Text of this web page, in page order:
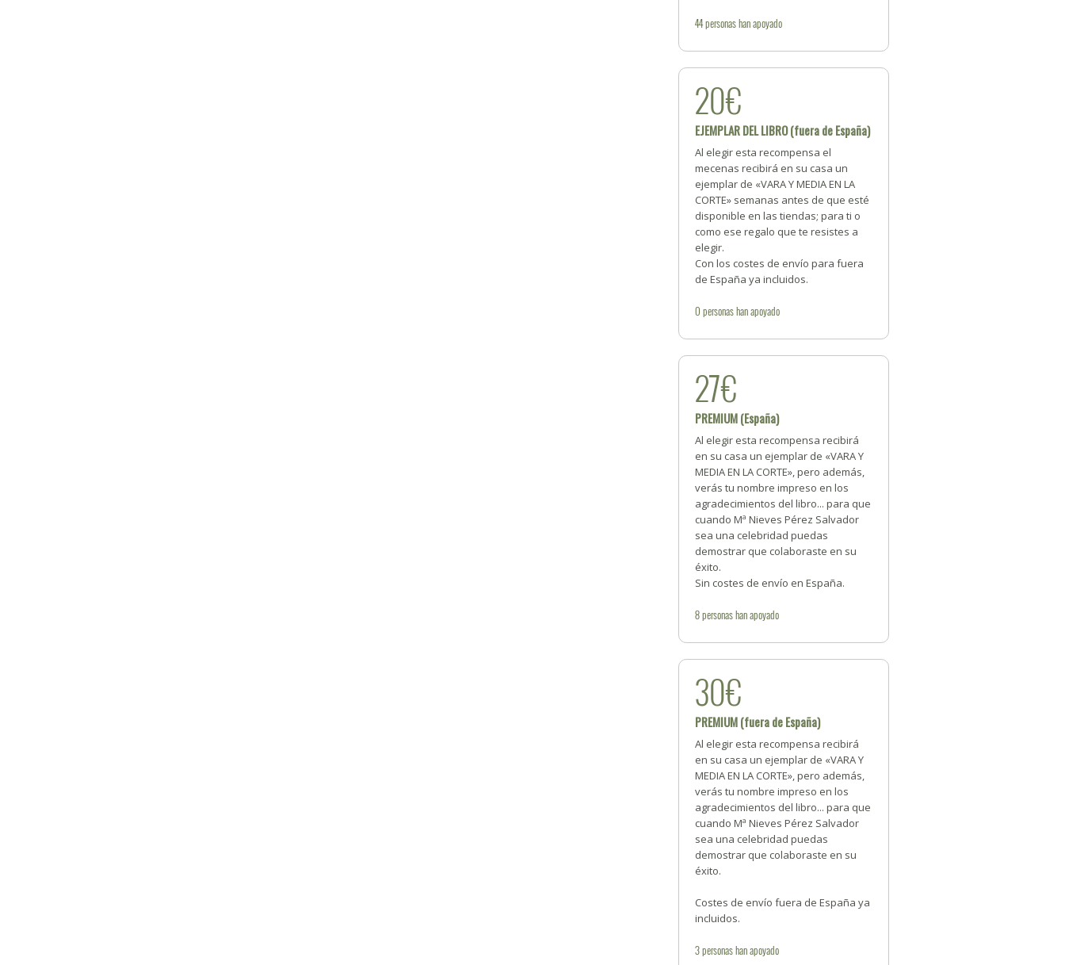
44personashan apoyado
20€
EJEMPLAR DEL LIBRO (fuera de España)
Al elegir esta recompensa el
mecenas recibirá en su casa un
ejemplar de «VARA Y MEDIA EN LA
CORTE» semanas antes de que esté
disponible en las tiendas; para ti o
como ese regalo que te resistes a
elegir.
Con los costes de envío para fuera
de España ya incluidos.
0personashan apoyado
27€
PREMIUM (España)
Al elegir esta recompensa recibirá
en su casa un ejemplar de «VARA Y
MEDIA EN LA CORTE», pero además,
verás tu nombre impreso en los
agradecimientos del libro... para que
cuando Mª Nieves Pérez Salvador
sea una celebridad puedas
demostrar que colaboraste en su
éxito.
Sin costes de envío en España.
8personashan apoyado
30€
PREMIUM (fuera de España)
Al elegir esta recompensa recibirá
en su casa un ejemplar de «VARA Y
MEDIA EN LA CORTE», pero además,
verás tu nombre impreso en los
agradecimientos del libro... para que
cuando Mª Nieves Pérez Salvador
sea una celebridad puedas
demostrar que colaboraste en su
éxito.
Costes de envío fuera de España ya
incluidos.
3personashan apoyado